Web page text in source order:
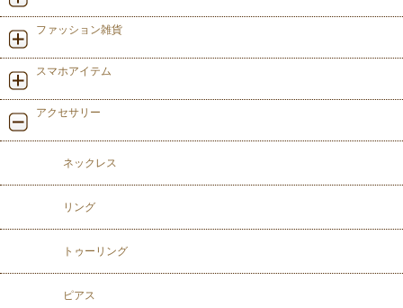
ファッション雑貨
スマホアイテム
アクセサリー
ネックレス
リング
トゥーリング
ピアス